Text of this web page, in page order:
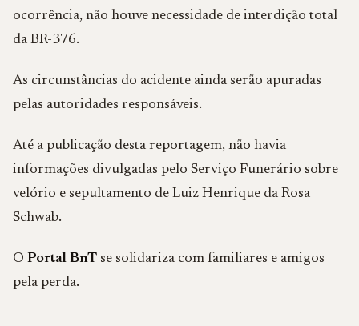
ocorrência, não houve necessidade de interdição total
da BR-376.
As circunstâncias do acidente ainda serão apuradas
pelas autoridades responsáveis.
Até a publicação desta reportagem, não havia
informações divulgadas pelo Serviço Funerário sobre
velório e sepultamento de Luiz Henrique da Rosa
Schwab.
O Portal BnT se solidariza com familiares e amigos
pela perda.